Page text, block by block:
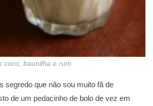
coco, baunilha e rum
segredo que não sou muito fã de
de um pedacinho de bolo de vez em